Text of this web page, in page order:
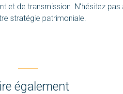
et de transmission. N'hésitez
stratégie patrimoniale.
également